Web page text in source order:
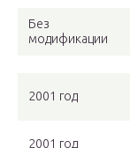
Без
модификации
2001 год
2001 год